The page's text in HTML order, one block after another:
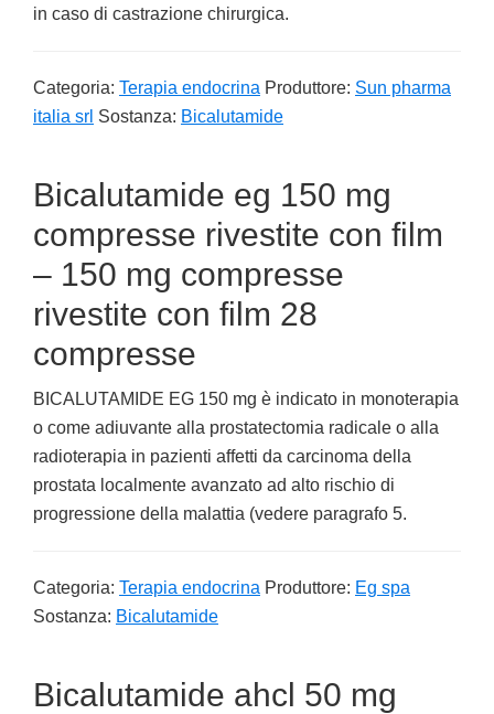
in caso di castrazione chirurgica.
Categoria: Terapia endocrina Produttore: Sun pharma
italia srl Sostanza: Bicalutamide
Bicalutamide eg 150 mg
compresse rivestite con film
– 150 mg compresse
rivestite con film 28
compresse
BICALUTAMIDE EG 150 mg è indicato in monoterapia
o come adiuvante alla prostatectomia radicale o alla
radioterapia in pazienti affetti da carcinoma della
prostata localmente avanzato ad alto rischio di
progressione della malattia (vedere paragrafo 5.
Categoria: Terapia endocrina Produttore: Eg spa
Sostanza: Bicalutamide
Bicalutamide ahcl 50 mg